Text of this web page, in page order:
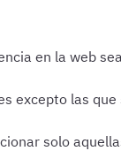
habrá olvidado
pero por el
en la web sea
excepto las que
solo